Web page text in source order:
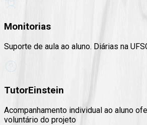
Monitorias
Suporte de aula ao aluno. Diárias na
TutorEinstein
Acompanhamento individual ao aluno
voluntário do projeto